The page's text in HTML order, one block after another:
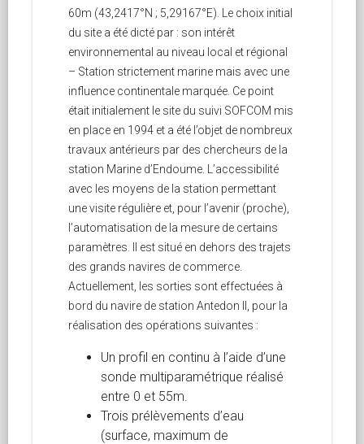
60m (43,2417°N ; 5,29167°E). Le choix initial
du site a été dicté par : son intérêt
environnemental au niveau local et régional
– Station strictement marine mais avec une
influence continentale marquée. Ce point
était initialement le site du suivi SOFCOM mis
en place en 1994 et a été l’objet de nombreux
travaux antérieurs par des chercheurs de la
station Marine d’Endoume. L’accessibilité
avec les moyens de la station permettant
une visite régulière et, pour l’avenir (proche),
l’automatisation de la mesure de certains
paramètres. Il est situé en dehors des trajets
des grands navires de commerce.
Actuellement, les sorties sont effectuées à
bord du navire de station Antedon II, pour la
réalisation des opérations suivantes :
Un profil en continu à l’aide d’une
sonde multiparamétrique réalisé
entre 0 et 55m.
Trois prélèvements d’eau
(surface, maximum de